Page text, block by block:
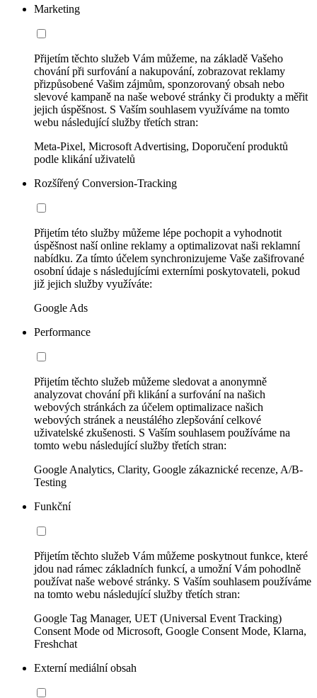
Marketing
Přijetím těchto služeb Vám můžeme, na základě Vašeho
chování při surfování a nakupování, zobrazovat reklamy
přizpůsobené Vašim zájmům, sponzorovaný obsah nebo
slevové kampaně na naše webové stránky či produkty a měřit
jejich úspěšnost. S Vaším souhlasem využíváme na tomto
webu následující služby třetích stran:
Meta-Pixel, Microsoft Advertising, Doporučení produktů
podle klikání uživatelů
Rozšířený Conversion-Tracking
Přijetím této služby můžeme lépe pochopit a vyhodnotit
úspěšnost naší online reklamy a optimalizovat naši reklamní
nabídku. Za tímto účelem synchronizujeme Vaše zašifrované
osobní údaje s následujícími externími poskytovateli, pokud
již jejich služby využíváte:
Google Ads
Performance
Přijetím těchto služeb můžeme sledovat a anonymně
analyzovat chování při klikání a surfování na našich
webových stránkách za účelem optimalizace našich
webových stránek a neustálého zlepšování celkové
uživatelské zkušenosti. S Vaším souhlasem používáme na
tomto webu následující služby třetích stran:
Google Analytics, Clarity, Google zákaznické recenze, A/B-
Testing
Funkční
Přijetím těchto služeb Vám můžeme poskytnout funkce, které
jdou nad rámec základních funkcí, a umožní Vám pohodlně
používat naše webové stránky. S Vaším souhlasem používáme
na tomto webu následující služby třetích stran:
Google Tag Manager, UET (Universal Event Tracking)
Consent Mode od Microsoft, Google Consent Mode, Klarna,
Freshchat
Externí mediální obsah